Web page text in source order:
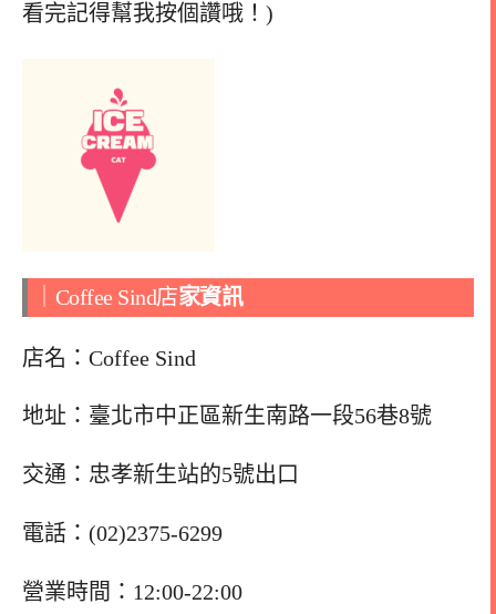
看完記得幫我按個讚哦！)
｜Coffee Sind店家資訊
店名：Coffee Sind
地址：臺北市中正區新生南路一段56巷8號
交通：忠孝新生站的5號出口
電話：(02)2375-6299
營業時間：12:00-22:00